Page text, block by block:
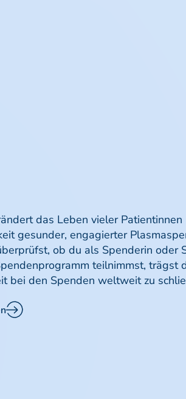
das Leben vieler
gesunder, engagierter
ob du als Spenderin oder
teilnimmst, trägst
bei den Spenden weltweit zu